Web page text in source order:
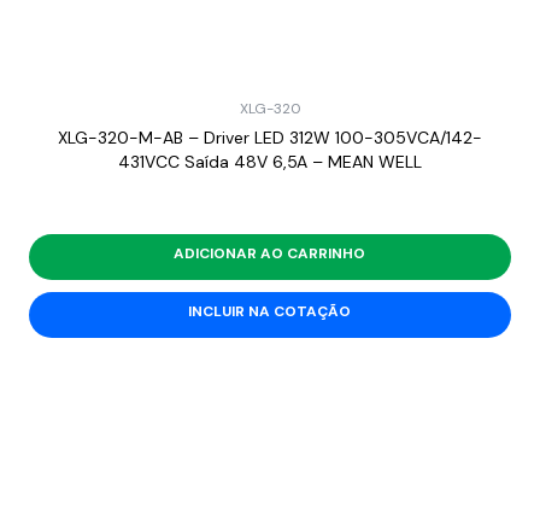
XLG-320
XLG-320-M-AB – Driver LED 312W 100-305VCA/142-
431VCC Saída 48V 6,5A – MEAN WELL
ADICIONAR AO CARRINHO
INCLUIR NA COTAÇÃO